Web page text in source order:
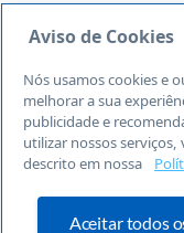
Aviso de Cookies
Nós usamos cookies e
melhorar a sua
publicidade e
utilizar nossos
descrito em nossa
Aceitar todos